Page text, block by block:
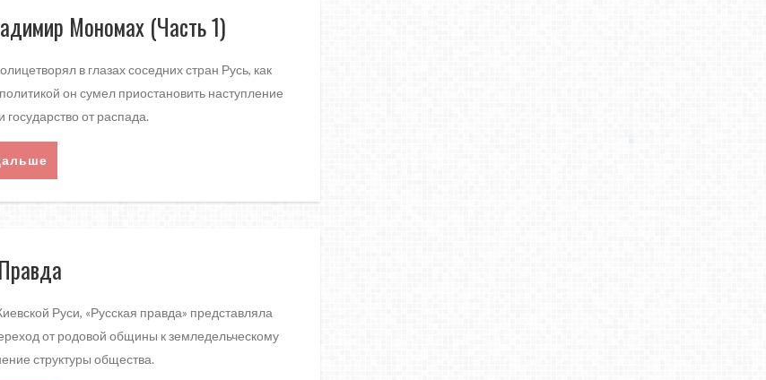
Мономах (Часть 1)
в глазах соседних стран Русь, как
он сумел приостановить наступление
от распада.
Руси, «Русская правда» представляла
от родовой общины к земледельческому
структуры общества.